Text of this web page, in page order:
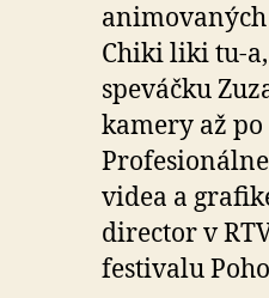
Chiki liki tu-
speváčku
kamery až
videa a
director v
festivalu